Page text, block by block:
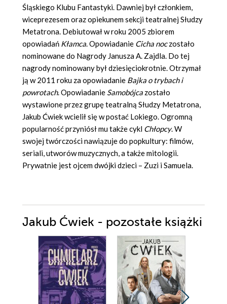
Śląskiego Klubu Fantastyki. Dawniej był członkiem,
wiceprezesem oraz opiekunem sekcji teatralnej Słudzy
Metatrona. Debiutował w roku 2005 zbiorem
opowiadań Kłamca. Opowiadanie Cicha noczostało
nominowane do Nagrody Janusza A. Zajdla. Do tej
nagrody nominowany był dziesięciokrotnie. Otrzymał
ją w 2011 roku za opowiadanie Bajka o trybach i
powrotach. Opowiadanie Samobójca zostało
wystawione przez grupę teatralną Słudzy Metatrona,
Jakub Ćwiek wcielił się w postać Lokiego. Ogromną
popularność przyniósł mu także cykl Chłopcy. W
swojej twórczości nawiązuje do popkultury: filmów,
seriali, utworów muzycznych, a także mitologii.
Prywatnie jest ojcem dwójki dzieci – Zuzi i Samuela.
Jakub Ćwiek - pozostałe książki